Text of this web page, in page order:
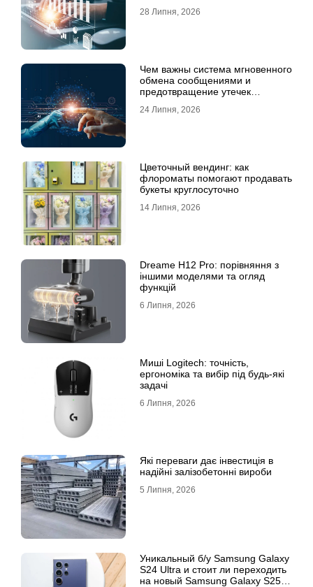
28 Липня, 2026
Чем важны система мгновенного
обмена сообщениями и
предотвращение утечек
24 Липня, 2026
Цветочный вендинг: как
флороматы помогают продавать
букеты круглосуточно
14 Липня, 2026
Dreame H12 Pro: порівняння з
іншими моделями та огляд
функцій
6 Липня, 2026
Миші Logitech: точність,
ергономіка та вибір під будь-які
задачі
6 Липня, 2026
Які переваги дає інвестиція в
надійні залізобетонні вироби
5 Липня, 2026
Уникальный б/у Samsung Galaxy
S24 Ultra и стоит ли переходить
на новый Samsung Galaxy S25